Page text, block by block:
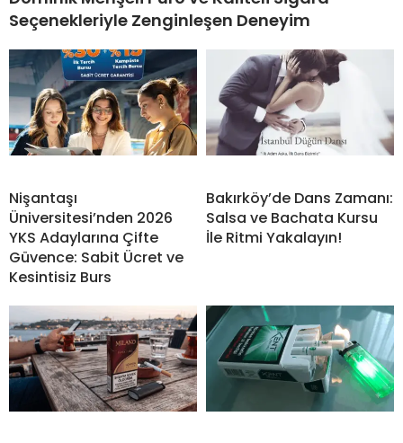
Seçenekleriyle Zenginleşen Deneyim
Nişantaşı
Üniversitesi’nden 2026
YKS Adaylarına Çifte
Güvence: Sabit Ücret ve
Kesintisiz Burs
Bakırköy’de Dans Zamanı:
Salsa ve Bachata Kursu
İle Ritmi Yakalayın!